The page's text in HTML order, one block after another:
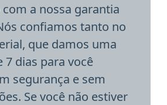
com a nossa garantia
confiamos tanto no
que damos uma
7 dias para você
segurança e sem
Se você não estiver